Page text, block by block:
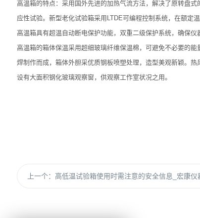
高温箱的特点：采用国外先进的加热气流方法，解决了原转盘
应性试验。新型老化试验箱采用LTDE可编程控制系统，在额定
高温箱具有超温自动断电保护功能，双重二级保护系统，确保仪
高温箱的箱体保温采用超细玻璃纤维保温棉，可避免不必要的
焊制作而成，箱体外胆采优质钢板喷塑处理，造型美观新颖。
设有大面积钢化玻璃观察窗，供观察工作室状况之用。
上一个： 高低温试验箱使用时需注意的安全信息_宏康仪